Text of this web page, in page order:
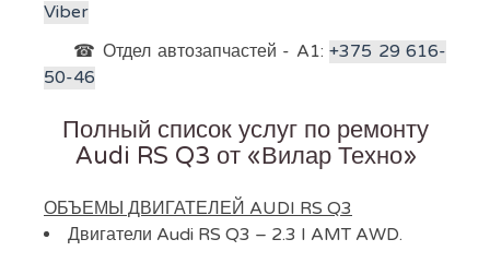
Viber
☎ Отдел автозапчастей - A1:+375 29 616-
50-46
Полный список услуг по ремонту
Audi RS Q3 от «Вилар Техно»
ОБЪЕМЫ ДВИГАТЕЛЕЙ AUDI RS Q3
Двигатели Audi RS Q3 – 2.3 I AMT AWD.